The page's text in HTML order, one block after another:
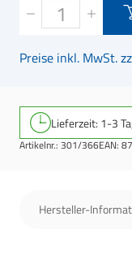
Preise inkl. MwSt.
Lieferzeit: 1-3
Artikelnr.: 301/366EAN:
Hersteller-